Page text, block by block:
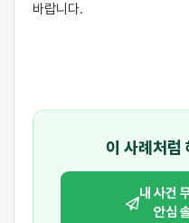
바랍니다.
이 사례처럼
내 사건
안심